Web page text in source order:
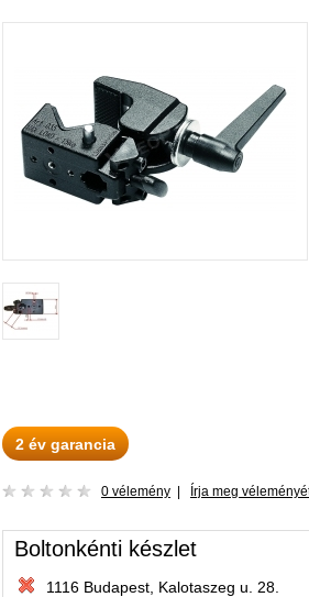
2 év garancia
0 vélemény Írja meg
Boltonkénti készlet
1116 Budapest, Kalotaszeg u. 28.